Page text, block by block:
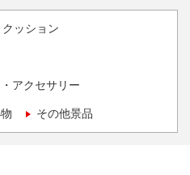
ッション
アクセサリー
その他景品